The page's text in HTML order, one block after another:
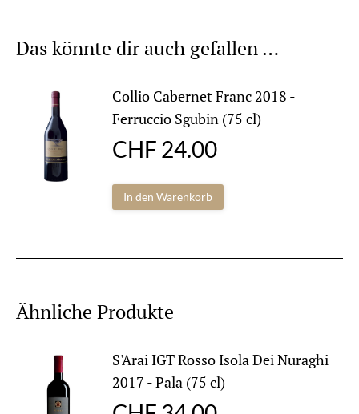
Das könnte dir auch gefallen …
Collio Cabernet Franc 2018 -
Ferruccio Sgubin (75 cl)
CHF 24.00
In den Warenkorb
Ähnliche Produkte
S'Arai IGT Rosso Isola Dei Nuraghi
2017 - Pala (75 cl)